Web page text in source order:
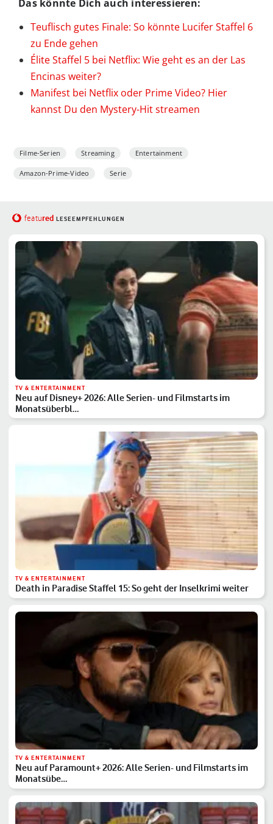
Das könnte Dich auch interessieren:
Teuflisch gutes Finale: So könnte Lucifer Staffel 6
zu Ende gehen
Élite Staffel 5 bei Netflix: Wie geht es an der Las
Encinas weiter?
Manifest bei Netflix oder Prime Video? Hier
kannst Du den Mystery-Hit streamen
Filme-Serien Streaming Entertainment
Amazon-Prime-Video Serie
featured LESEEMPFEHLUNGEN
TV & ENTERTAINMENT
Neu auf Disney+ 2026: Alle Serien- und Filmstarts im
Monatsüberbl…
TV & ENTERTAINMENT
Death in Paradise Staffel 15: So geht der Inselkrimi weiter
TV & ENTERTAINMENT
Neu auf Paramount+ 2026: Alle Serien- und Filmstarts im
Monatsübe…